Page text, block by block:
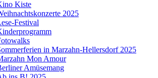
Kiste
2025
Festival
in Marzahn-Hellersdorf 2025
Mon Amour
Amüsemang